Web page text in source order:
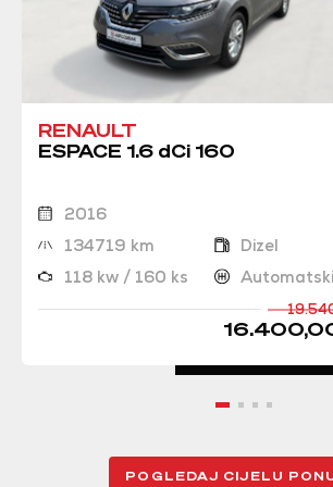
RENAULT
ESPACE 1.6 dCi 160
2016
134719 km
Dizel
118 kw / 160 ks
Automatski
POGLEDAJ CIJELU